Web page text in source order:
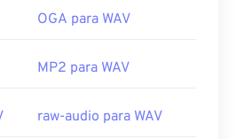
Microsoft, IBM
wiki/WAV
OGA para WAV
MP2 para WAV
raw-audio para WAV